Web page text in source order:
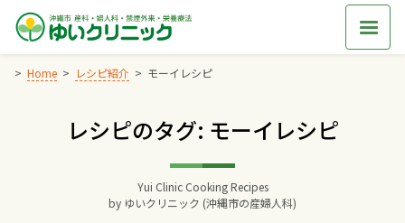
Skip
content
Home レシピ紹介 モーイレシピ
レシピのタグ: モーイレシピ
Yui Clinic Cooking Recipes
by ゆいクリニック (沖縄市の産婦人科)
Home
交通アクセス